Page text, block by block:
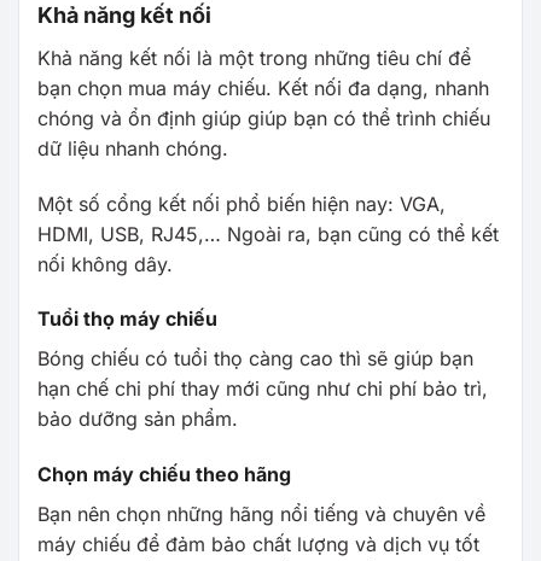
Khả năng kết nối
Khả năng kết nối là một trong những tiêu chí để
bạn chọn mua máy chiếu. Kết nối đa dạng, nhanh
chóng và ổn định giúp giúp bạn có thể trình chiếu
dữ liệu nhanh chóng.
Một số cổng kết nối phổ biến hiện nay: VGA,
HDMI, USB, RJ45,… Ngoài ra, bạn cũng có thể kết
nối không dây.
Tuổi thọ máy chiếu
Bóng chiếu có tuổi thọ càng cao thì sẽ giúp bạn
hạn chế chi phí thay mới cũng như chi phí bảo trì,
bảo dưỡng sản phẩm.
Chọn máy chiếu theo hãng
Bạn nên chọn những hãng nổi tiếng và chuyên về
máy chiếu để đảm bảo chất lượng và dịch vụ tốt